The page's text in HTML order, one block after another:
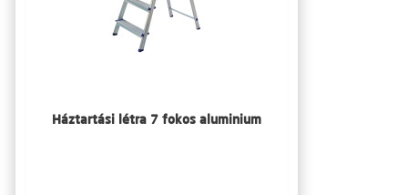
Háztartási létra 7 fokos aluminium